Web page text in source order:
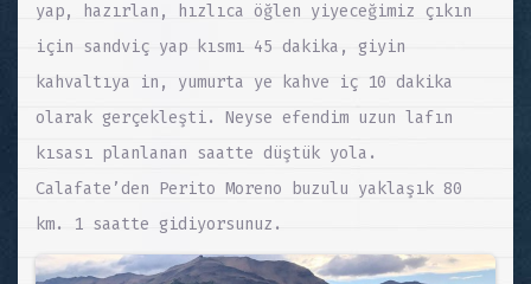
yap, hazırlan, hızlıca öğlen yiyeceğimiz çıkın
için sandviç yap kısmı 45 dakika, giyin
kahvaltıya in, yumurta ye kahve iç 10 dakika
olarak gerçekleşti. Neyse efendim uzun lafın
kısası planlanan saatte düştük yola.
Calafate’den Perito Moreno buzulu yaklaşık 80
km. 1 saatte gidiyorsunuz.